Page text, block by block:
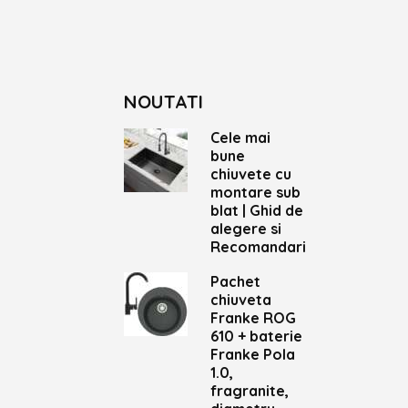
NOUTATI
Cele mai
bune
chiuvete cu
montare sub
blat | Ghid de
alegere si
Recomandari
Pachet
chiuveta
Franke ROG
610 + baterie
Franke Pola
1.0,
fragranite,